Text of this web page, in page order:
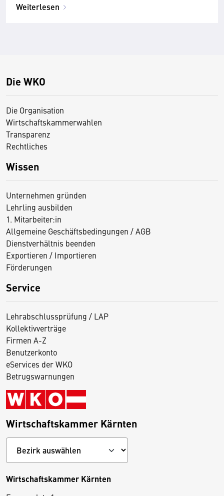
Weiterlesen
Die WKO
Die Organisation
Wirtschaftskammerwahlen
Transparenz
Rechtliches
Wissen
Unternehmen gründen
Lehrling ausbilden
1. Mitarbeiter:in
Allgemeine Geschäftsbedingungen / AGB
Dienstverhältnis beenden
Exportieren / Importieren
Förderungen
Service
Lehrabschlussprüfung / LAP
Kollektivverträge
Firmen A-Z
Benutzerkonto
eServices der WKO
Betrugswarnungen
Wirtschaftskammer Kärnten
Wirtschaftskammer Kärnten